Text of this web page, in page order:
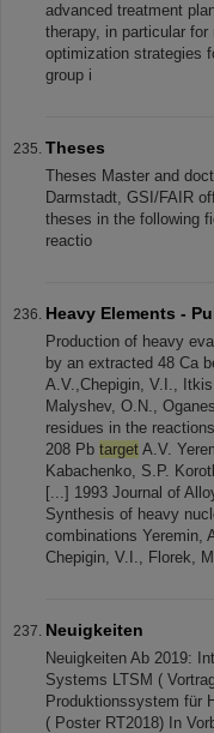
advanced treatment
therapy, in particular for
optimization strategies
group i
Theses
Theses Master and
Darmstadt, GSI/FAIR
theses in the following
reactio
Heavy Elements -
Production of heavy
by an extracted 48 Ca
A.V.,Chepigin, V.I.,
Malyshev, O.N.,
residues in the
208 Pb target A.V.
Kabachenko, S.P.
[...] 1993 Journal of
Synthesis of heavy
combinations Yeremin,
Chepigin, V.I., Florek, M
Neuigkeiten
Neuigkeiten Ab 2019:
Systems LTSM (
Produktionssystem für
( Poster RT2018) In